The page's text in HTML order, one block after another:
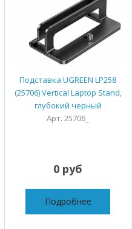
Подставка UGREEN LP258
(25706) Vertical Laptop Stand,
глубокий черный
Арт. 25706_
0 руб
Подробнее